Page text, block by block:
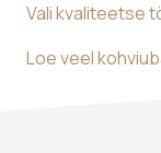
Vali kvaliteetse
Loe veel